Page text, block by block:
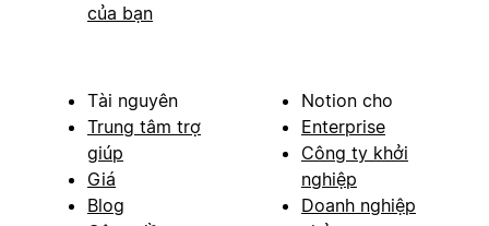
của bạn
Tài nguyên
Trung tâm trợ
giúp
Giá
Blog
Notion cho
Enterprise
Công ty khởi
nghiệp
Doanh nghiệp